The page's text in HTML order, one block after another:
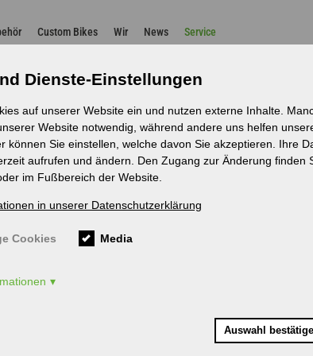
Dienste-Einstellungen
auf unserer Website ein und nutzen externe Inhalte.
Website notwendig, während andere uns helfen
können Sie einstellen, welche davon Sie akzeptieren. Ihre
aufrufen und ändern. Den Zugang zur Änderung finden
im Fußbereich der Website.
in unserer Datenschutzerklärung
Cookies Media
Auswahl
Custom Bikes Wir News Service
erstatten wir Ihnen die vollen Mietkosten zurück!
vorher telefonisch oder per E-Mail ab.